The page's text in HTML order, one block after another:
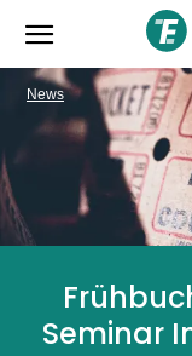
Seminar
News